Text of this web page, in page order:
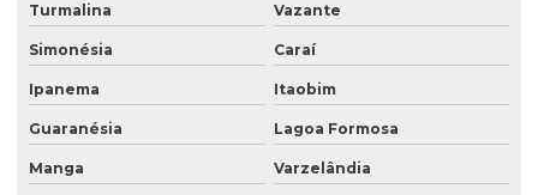
Turmalina Vazante
Simonésia Caraí
Ipanema Itaobim
Guaranésia Lagoa Formosa
Manga Varzelândia